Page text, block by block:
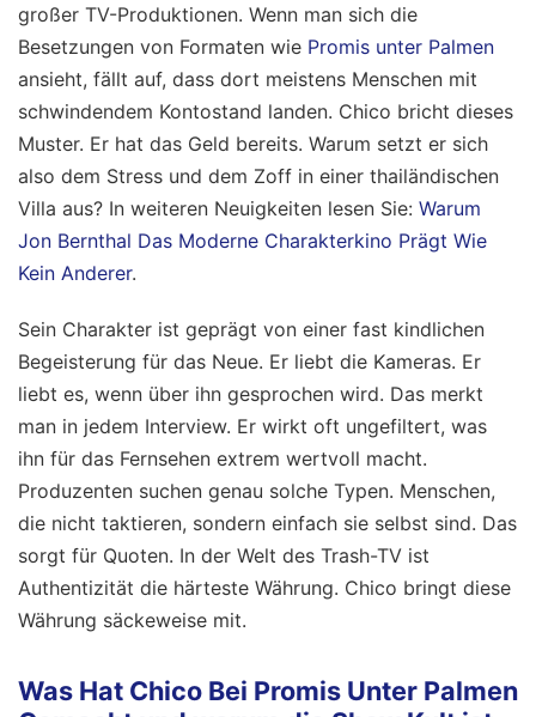
großer TV-Produktionen. Wenn man sich die
Besetzungen von Formaten wie Promis unter Palmen
ansieht, fällt auf, dass dort meistens Menschen mit
schwindendem Kontostand landen. Chico bricht dieses
Muster. Er hat das Geld bereits. Warum setzt er sich
also dem Stress und dem Zoff in einer thailändischen
Villa aus? In weiteren Neuigkeiten lesen Sie: Warum
Jon Bernthal Das Moderne Charakterkino Prägt Wie
Kein Anderer.
Sein Charakter ist geprägt von einer fast kindlichen
Begeisterung für das Neue. Er liebt die Kameras. Er
liebt es, wenn über ihn gesprochen wird. Das merkt
man in jedem Interview. Er wirkt oft ungefiltert, was
ihn für das Fernsehen extrem wertvoll macht.
Produzenten suchen genau solche Typen. Menschen,
die nicht taktieren, sondern einfach sie selbst sind. Das
sorgt für Quoten. In der Welt des Trash-TV ist
Authentizität die härteste Währung. Chico bringt diese
Währung säckeweise mit.
Was Hat Chico Bei Promis Unter Palmen